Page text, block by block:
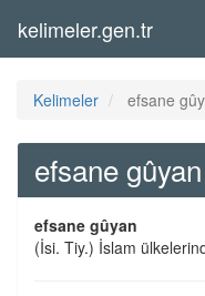
kelimeler.gen.tr
Kelimeler efsane
efsane gûyan
efsane gûyan
(İsi. Tiy.) İslam